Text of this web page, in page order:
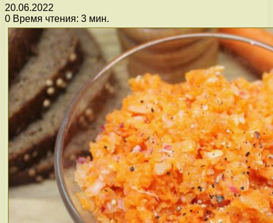
20.06.2022
0 Время чтения: 3 мин.